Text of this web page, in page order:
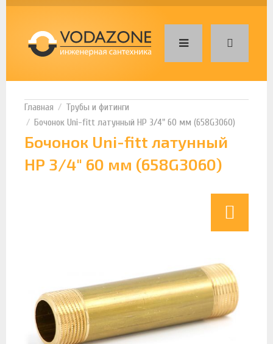
Трубы и фитинги
Бочонок Uni-fitt латунный НР 3/4" 60 мм (658G3060)
Бочонок Uni-fitt латунный
НР 3/4" 60 мм (658G3060)